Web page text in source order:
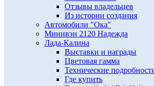
Отзывы владельцев
Из истории создания
Автомобили "Ока"
Минивэн 2120 Надежда
Лада-Калина
Выставки и награды
Цветовая гамма
Технические
Где купить